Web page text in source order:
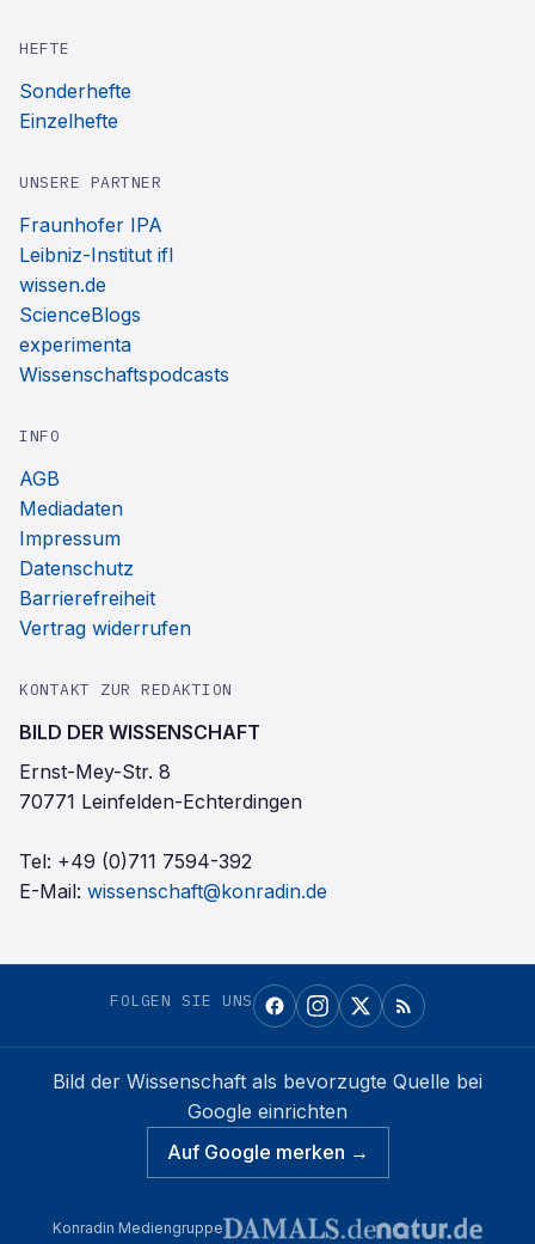
HEFTE
Sonderhefte
Einzelhefte
UNSERE PARTNER
Fraunhofer IPA
Leibniz-Institut ifl
wissen.de
ScienceBlogs
experimenta
Wissenschaftspodcasts
INFO
AGB
Mediadaten
Impressum
Datenschutz
Barrierefreiheit
Vertrag widerrufen
KONTAKT ZUR REDAKTION
BILD DER WISSENSCHAFT
Ernst-Mey-Str. 8
70771 Leinfelden-Echterdingen
Tel: +49 (0)711 7594-392
E-Mail: wissenschaft@konradin.de
FOLGEN SIE UNS
Bild der Wissenschaft als bevorzugte Quelle bei
Google einrichten
Auf Google merken →
Konradin Mediengruppe